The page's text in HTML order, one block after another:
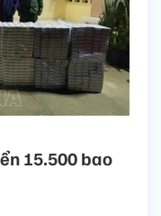
15.500 bao